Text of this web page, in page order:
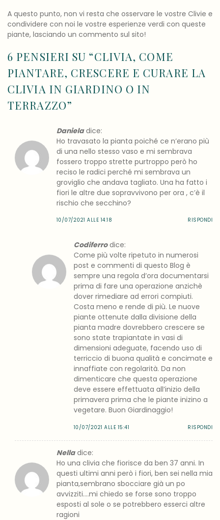
A questo punto, non vi resta che osservare le vostre Clivie e
condividere con noi le vostre esperienze verdi con queste
piante, lasciando un commento sul sito!
6 PENSIERI SU “CLIVIA, COME
PIANTARE, CRESCERE E CURARE LA
CLIVIA IN GIARDINO O IN
TERRAZZO”
Daniela dice:
Ho travasato la pianta poiché ce n’erano più
di una nello stesso vaso e mi sembrava
fossero troppo strette purtroppo però ho
reciso le radici perché mi sembrava un
groviglio che andava tagliato. Una ha fatto i
fiori le altre due sopravvivono per ora , c’è il
rischio che secchino?
10/07/2021 ALLE 14:18 RISPONDI
Codiferro dice:
Come più volte ripetuto in numerosi
post e commenti di questo Blog è
sempre una regola d’ora documentarsi
prima di fare una operazione anzichè
dover rimediare ad errori compiuti.
Costa meno e rende di più. Le nuove
piante ottenute dalla divisione della
pianta madre dovrebbero crescere se
sono state trapiantate in vasi di
dimensioni adeguate, facendo uso di
terriccio di buona qualità e concimate e
innaffiate con regolarità. Da non
dimenticare che questa operazione
deve essere effettuata all’inizio della
primavera prima che le piante inizino a
vegetare. Buon Giardinaggio!
10/07/2021 ALLE 15:41 RISPONDI
Nella dice:
Ho una clivia che fiorisce da ben 37 anni. In
questi ultimi anni però i fiori, ben sei nella mia
pianta,sembrano sbocciare già un po
avvizziti….mi chiedo se forse sono troppo
esposti al sole o se potrebbero esserci altre
ragioni